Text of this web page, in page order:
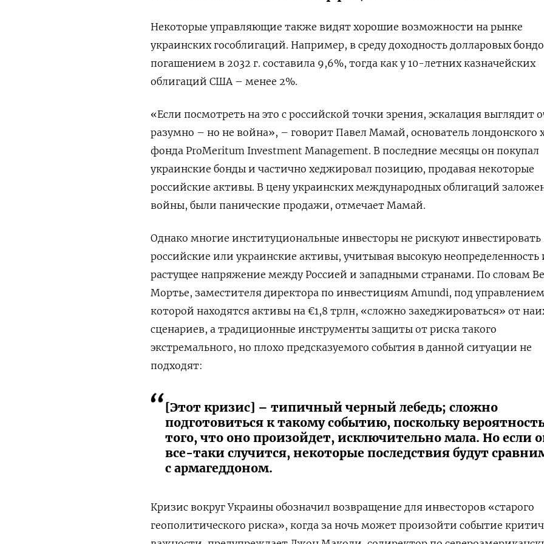
Некоторые управляющие также видят хорошие возможности на рынке
украинских гособлигаций. Например, в среду доходность долларовых
погашением в 2032 г. составила 9,6%, тогда как у 10-летних казначейских
облигаций США – менее 2%.
«Если посмотреть на это с российской точки зрения, эскалация выглядит
разумно – но не война», – говорит Павел Мамай, основатель лондонского
фонда ProMeritum Investment Management. В последние месяцы он покупал
украинские бонды и частично хеджировал позицию, продавая некоторые
российские активы. В цену украинских международных облигаций
войны, были панические продажи, отмечает Мамай.
Однако многие институциональные инвесторы не рискуют инвестировать
российские или украинские активы, учитывая высокую неопределенность
растущее напряжение между Россией и западными странами. По словам
Мортье, заместителя директора по инвестициям Amundi, под управлением
которой находятся активы на €1,8 трлн, «сложно захеджироваться» от
сценариев, а традиционные инструменты защиты от риска такого
экстремального, но плохо предсказуемого события в данной ситуации не
подходят:
[Этот кризис] – типичный черный лебедь; сложно
подготовиться к такому событию, поскольку
того, что оно произойдет, исключительно мала. Но если
все-таки случится, некоторые последствия будут
с армагеддоном.
Кризис вокруг Украины обозначил возвращение для инвесторов «старого
геополитического риска», когда за ночь может произойти событие